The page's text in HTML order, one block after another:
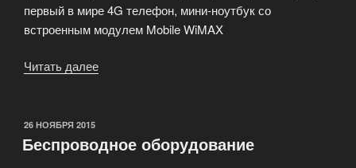
первый в мире 4G телефон, мини-ноутбук со
встроенным модулем Mobile WiMAX
Читать далее
технологии
ОПУБЛИКОВАНО
26 НОЯБРЯ 2015
Беспроводное оборудование